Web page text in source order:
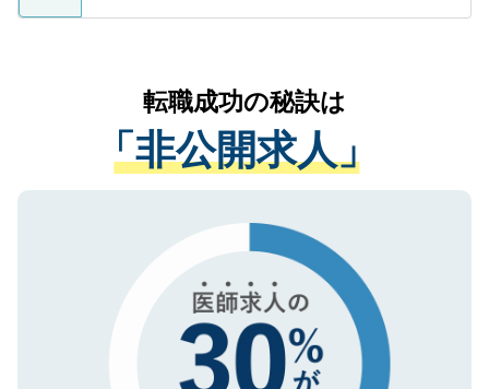
ているすべての個人データはご本人の許可
は、個人情報の取り扱いについての厳密な
管理基準を満たした事業者のみに付与され
る、プライバシーマークを取得済みです。
で、機密保持に関してもご安心ください。
かがいして、現在の医療機関の状況や紹介
経験をまじえながら、適切なアドバイスを
させていただきます。すぐにご転職をされ
ない方には、長期的なサポートが可能です
ので、まずはご登録ください。
転職成功の秘訣は
「非公開求人」